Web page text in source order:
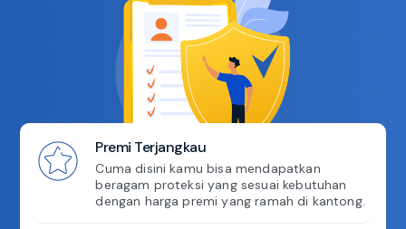
Premi Terjangkau
Cuma disini kamu bisa mendapatkan
beragam proteksi yang sesuai kebutuhan
dengan harga premi yang ramah di kantong.